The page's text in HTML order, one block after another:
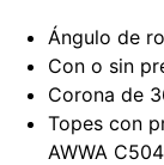
Ángulo de
Con o sin
Corona de
Topes con
AWWA C504